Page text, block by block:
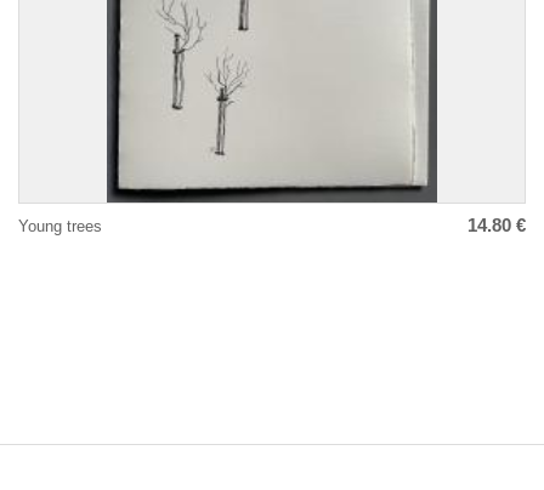
Young trees 14.80 €